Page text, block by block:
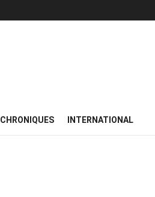
CHRONIQUES INTERNATIONAL